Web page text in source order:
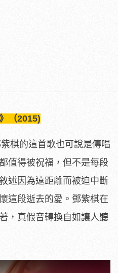
（2015)
棋的這首歌也可說是傳唱
值得被祝福，但不是每段
述因為遠距離而被迫中斷
這段逝去的愛。鄧紫棋在
，真假音轉換自如讓人聽